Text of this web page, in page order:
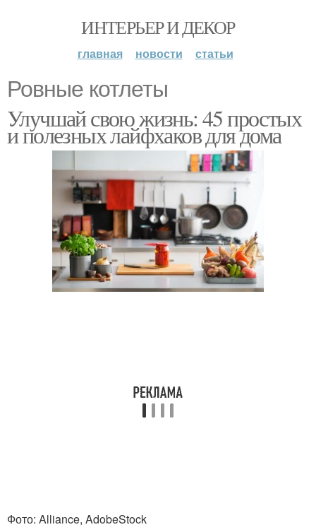
ИНТЕРЬЕР И ДЕКОР
главная новости статьи
Ровные котлеты
Улучшай свою жизнь: 45 простых
и полезных лайфхаков для дома
Фото: Alliance, AdobeStock